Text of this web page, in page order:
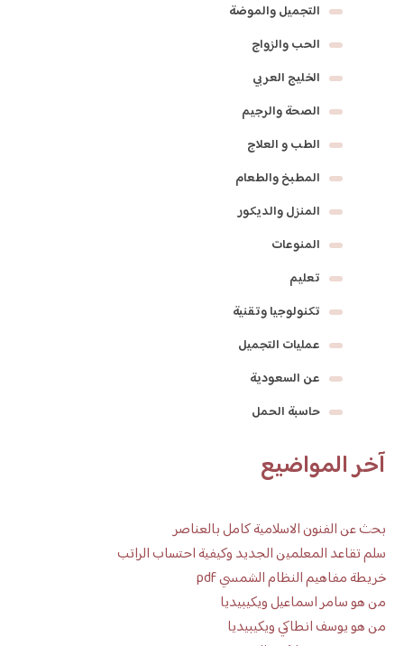
التجميل والموضة
الحب والزواج
الخليج العربي
الصحة والرجيم
الطب و العلاج
المطبخ والطعام
المنزل والديكور
المنوعات
تعليم
تكنولوجيا وتقنية
عمليات التجميل
عن السعودية
حاسبة الحمل
آخر المواضيع
بحث عن الفنون الاسلامية كامل بالعناصر
سلم تقاعد المعلمين الجديد وكيفية احتساب الراتب
خريطة مفاهيم النظام الشمسي pdf
من هو سامر اسماعيل ويكيبيديا
من هو يوسف انطاكي ويكيبيديا